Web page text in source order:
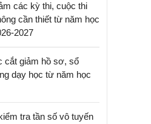
các kỳ thi, cuộc thi
cần thiết từ năm học
2027
cắt giảm hồ sơ, sổ
dạy học từ năm học
tra tần số vô tuyến